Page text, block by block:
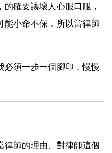
確要讓壞人心服口服，
能小命不保．所以當律師
必須一步一個腳印，慢慢
律師的理由、對律師這個